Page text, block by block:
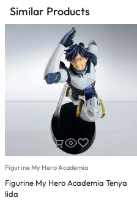
Similar Products
Figurine My Hero Academia
Figurine My Hero Academia Tenya
Iida